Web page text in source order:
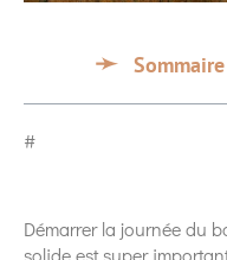
Sommaire
#
Démarrer la journée du
solide est super